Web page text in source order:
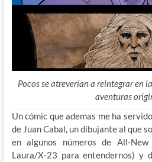
Pocos se atreverían a reintegrar en
aventuras
Un cómic que ademas me ha
de Juan Cabal, un dibujante al que
en algunos números de All-
Laura/X-23 para entendernos) y